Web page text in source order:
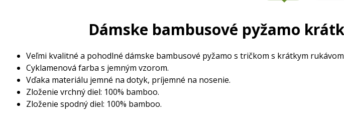
Dámske bambusové pyžamo
Veľmi kvalitné a pohodlné dámske bambusové pyžamo s tričkom s krátkym
Cyklamenová farba s jemným vzorom.
Vďaka materiálu jemné na dotyk, príjemné na nosenie.
Zloženie vrchný diel: 100% bamboo.
Zloženie spodný diel: 100% bamboo.